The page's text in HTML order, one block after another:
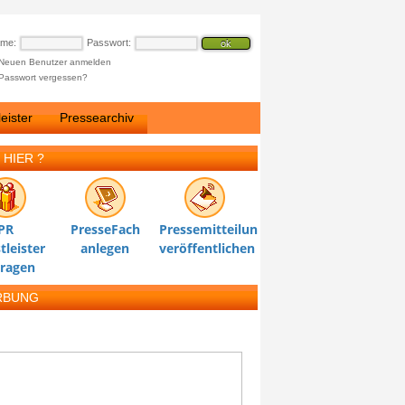
Passwort:
Benutzer anmelden
vergessen?
Pressearchiv
HIER ?
PresseFach
anlegen
Pressemitteilung
veröffentlichen